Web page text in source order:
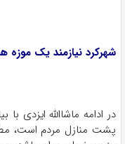
شهرکرد نیازمند یک موزه
در ادامه ماشاالله ایزدی
پشت منازل مردم است،